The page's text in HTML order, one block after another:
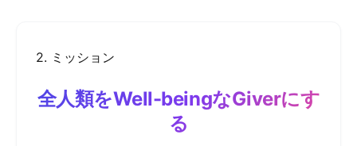
2. ミッション
全人類をWell-beingなGiverにす
る